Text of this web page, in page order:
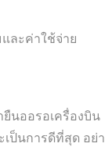
ละค่าใช้จ่าย
ยืนออรอเครื่องบิน
ป็นการดีที่สุด อย่า